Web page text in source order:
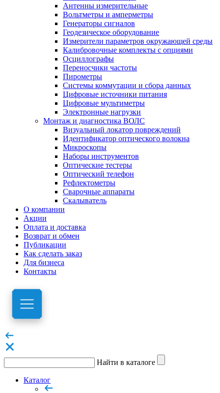
Антенны измерительные
Вольтметры и амперметры
Генераторы сигналов
Геодезическое оборудование
Измерители параметров окружающей среды
Калибровочные комплекты с опциями
Осциллографы
Переносчики частоты
Пирометры
Системы коммутации и сбора данных
Цифровые источники питания
Цифровые мультиметры
Электронные нагрузки
Монтаж и диагностика ВОЛС
Визуальный локатор повреждений
Идентификатор оптического волокна
Микроскопы
Наборы инструментов
Оптические тестеры
Оптический телефон
Рефлектометры
Сварочные аппараты
Скалыватель
О компании
Акции
Оплата и доставка
Возврат и обмен
Публикации
Как сделать заказ
Для бизнеса
Контакты
Найти в каталоге
Каталог